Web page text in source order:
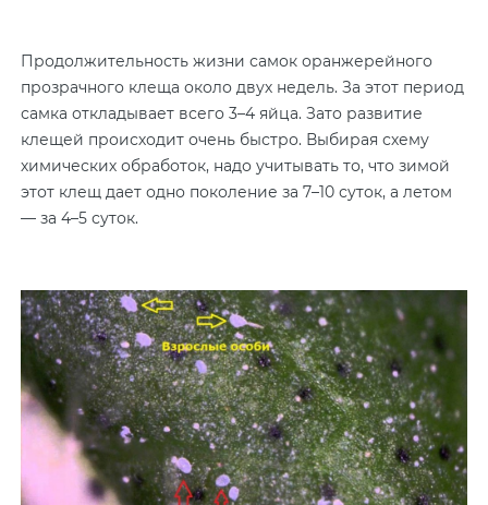
Продолжительность жизни самок оранжерейного
прозрачного клеща около двух недель. За этот период
самка откладывает всего 3–4 яйца. Зато развитие
клещей происходит очень быстро. Выбирая схему
химических обработок, надо учитывать то, что зимой
этот клещ дает одно поколение за 7–10 суток, а летом
— за 4–5 суток.